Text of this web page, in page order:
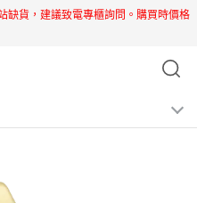
缺貨，建議致電專櫃詢問。購買時價格